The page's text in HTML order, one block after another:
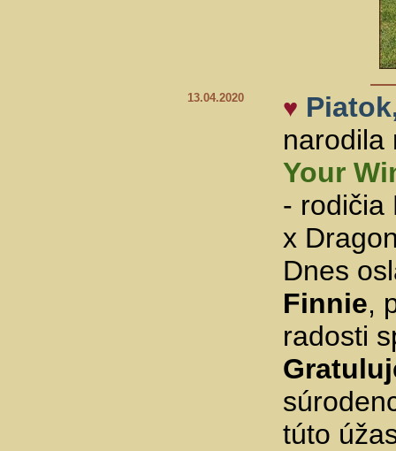
13.04.2020 ♥
narodila
Your
- rodičia
x
Dnes
Finnie,
radosti
túto